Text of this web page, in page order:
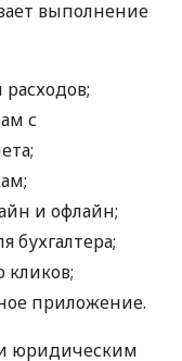
выполнение
с
и офлайн;
бухгалтера;
кликов;
приложение.
юридическим